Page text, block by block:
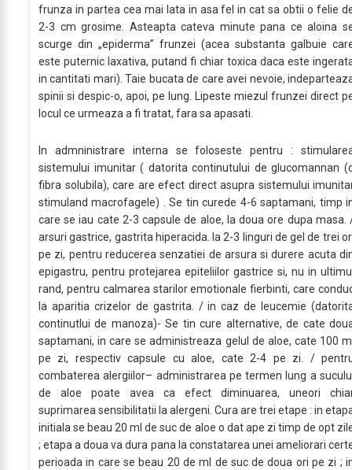
frunza in partea cea mai lata in asa fel in cat sa obtii o felie
2-3 cm grosime. Asteapta cateva minute pana ce aloina
scurge din „epi­derma” frunzei (acea substanta galbuie
este puter­nic laxativa, putand fi chiar toxica daca este
in cantitati mari). Taie bucata de care avei nevoie,
spinii si despic-o, apoi, pe lung. Lipeste miezul frunzei direct
locul ce urmeaza a fi tratat, fara sa apasati.
In admninistrare interna se foloseste pentru :
sistemului imunitar ( datorita continutului de glucomannan
fibra solubila), care are efect direct asupra sistemului
stimuland macrofagele) . Se tin curede 4-6 saptamani, timp
care se iau cate 2-3 capsule de aloe, la doua ore dupa masa.
arsuri gastrice, gastrita hiperacida. Ia 2-3 linguri de gel de trei
pe zi, pentru reducerea senzatiei de arsura si durere acuta
epigastru, pentru protejarea epiteliilor gastrice si, nu in
rand, pentru calmarea starilor emotionale fierbinti, care
la aparitia crizelor de gastrita. / in caz de leucemie
continutlui de manoza)- Se tin cure alternative, de cate
saptamani, in care se administreaza gelul de aloe, cate 100
pe zi, respectiv capsule cu aloe, cate 2-4 pe zi. /
combaterea alergiilor– administrarea pe termen lung a
de aloe poate avea ca efect diminuarea, uneori
suprimarea sen­sibilitatii la alergeni. Cura are trei etape : in
initiala se beau 20 ml de suc de aloe o dat ape zi timp de opt
; etapa a doua va dura pana la constatarea unei ameliorari
perioada in care se beau 20 de ml de suc de doua ori pe zi ;